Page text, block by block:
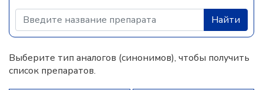
Найти
Выберите тип аналогов (синонимов), чтобы получить
список препаратов.